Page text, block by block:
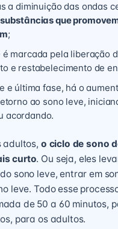
a diminuição das ondas
que
;
marcada pela liberação
e restabelecimento de
e última fase, há o
ao sono leve,
acordando.
adultos, o ciclo de sono
curto. Ou seja, eles
sono leve, entrar em
leve. Todo esse
de 50 a 60 minutos,
para os adultos.